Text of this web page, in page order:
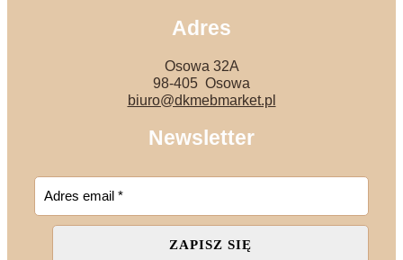
Adres
Osowa 32A
98-405 Osowa
biuro@dkmebmarket.pl
Newsletter